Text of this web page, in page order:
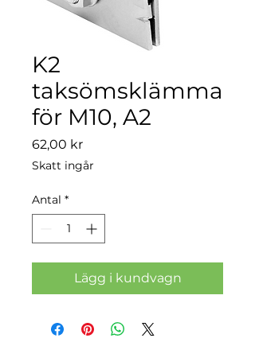
K2
taksömsklämma
för M10, A2
62,00 krPris
Skatt ingår
Antal *
Lägg i kundvagn